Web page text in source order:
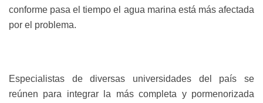
conforme pasa el tiempo el agua marina está más afectada
por el problema.
Especialistas de diversas universidades del país se
reúnen para integrar la más completa y pormenorizada